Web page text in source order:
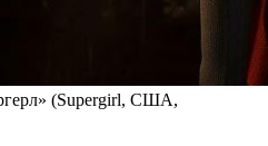
(Supergirl, США,